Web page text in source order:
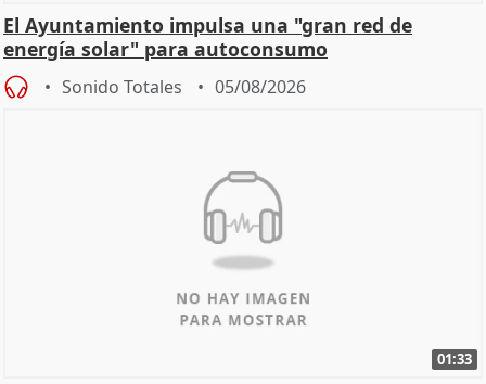
El Ayuntamiento impulsa una "gran red de
energía solar" para autoconsumo
Sonido Totales 05/08/2026
01:33